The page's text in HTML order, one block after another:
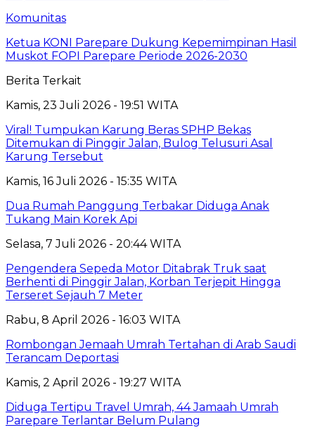
Komunitas
Ketua KONI Parepare Dukung Kepemimpinan Hasil
Muskot FOPI Parepare Periode 2026-2030
Berita Terkait
Kamis, 23 Juli 2026 - 19:51 WITA
Viral! Tumpukan Karung Beras SPHP Bekas
Ditemukan di Pinggir Jalan, Bulog Telusuri Asal
Karung Tersebut
Kamis, 16 Juli 2026 - 15:35 WITA
Dua Rumah Panggung Terbakar Diduga Anak
Tukang Main Korek Api
Selasa, 7 Juli 2026 - 20:44 WITA
Pengendera Sepeda Motor Ditabrak Truk saat
Berhenti di Pinggir Jalan, Korban Terjepit Hingga
Terseret Sejauh 7 Meter
Rabu, 8 April 2026 - 16:03 WITA
Rombongan Jemaah Umrah Tertahan di Arab Saudi
Terancam Deportasi
Kamis, 2 April 2026 - 19:27 WITA
Diduga Tertipu Travel Umrah, 44 Jamaah Umrah
Parepare Terlantar Belum Pulang